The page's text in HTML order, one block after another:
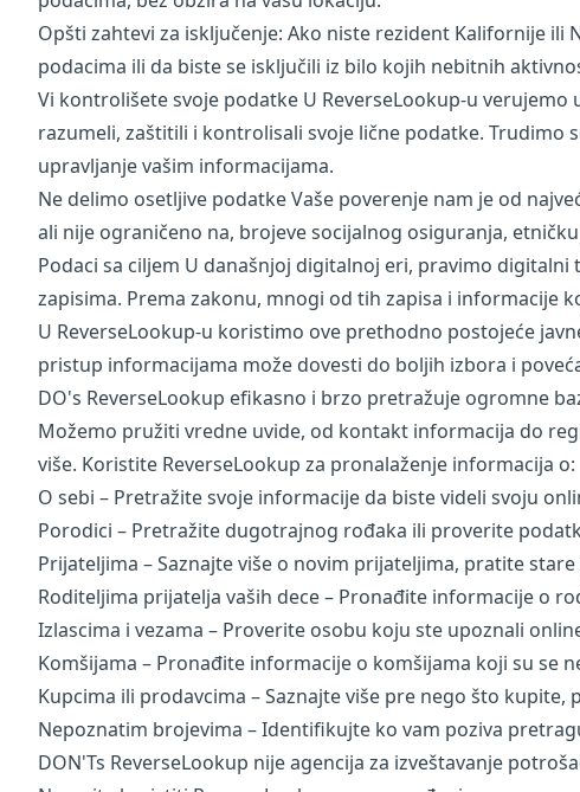
Opšti zahtevi za isključenje: Ako niste rezident Kalifornije
podacima ili da biste se isključili iz bilo kojih nebitnih
Vi kontrolišete svoje podatke U ReverseLookup-u
razumeli, zaštitili i kontrolisali svoje lične podatke. Trudimo
upravljanje vašim informacijama.
Ne delimo osetljive podatke Vaše poverenje nam je od
ali nije ograničeno na, brojeve socijalnog osiguranja,
Podaci sa ciljem U današnjoj digitalnoj eri, pravimo
zapisima. Prema zakonu, mnogi od tih zapisa i informacije
U ReverseLookup-u koristimo ove prethodno postojeće
pristup informacijama može dovesti do boljih izbora i
DO's ReverseLookup efikasno i brzo pretražuje ogromne
Možemo pružiti vredne uvide, od kontakt informacija do
više. Koristite ReverseLookup za pronalaženje informacija o:
O sebi – Pretražite svoje informacije da biste videli svoju
Porodici – Pretražite dugotrajnog rođaka ili proverite
Prijateljima – Saznajte više o novim prijateljima, pratite
Roditeljima prijatelja vaših dece – Pronađite informacije o
Izlascima i vezama – Proverite osobu koju ste upoznali
Komšijama – Pronađite informacije o komšijama koji su se
Kupcima ili prodavcima – Saznajte više pre nego što
Nepoznatim brojevima – Identifikujte ko vam poziva
DON'Ts ReverseLookup nije agencija za izveštavanje